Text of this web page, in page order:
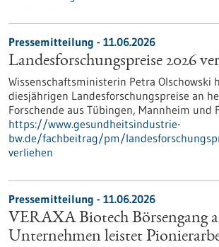
Pressemitteilung - 11.06.2026
Landesforschungspreise 2026
Wissenschaftsministerin Petra Olschowski
diesjährigen Landesforschungspreise an
Forschende aus Tübingen, Mannheim und
https://www.gesundheitsindustrie-
bw.de/fachbeitrag/pm/
verliehen
Pressemitteilung - 11.06.2026
VERAXA Biotech Börsengang
Unternehmen leistet